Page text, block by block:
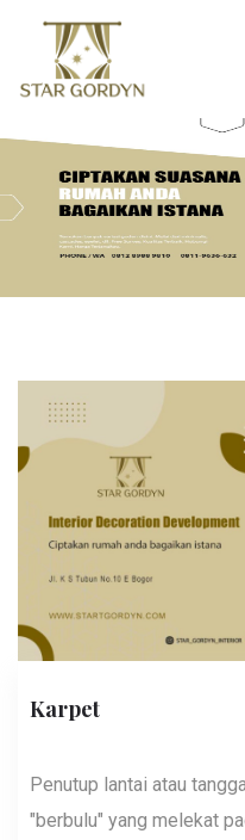
Karpet
Penutup lantai atau
"berbulu" yang melekat